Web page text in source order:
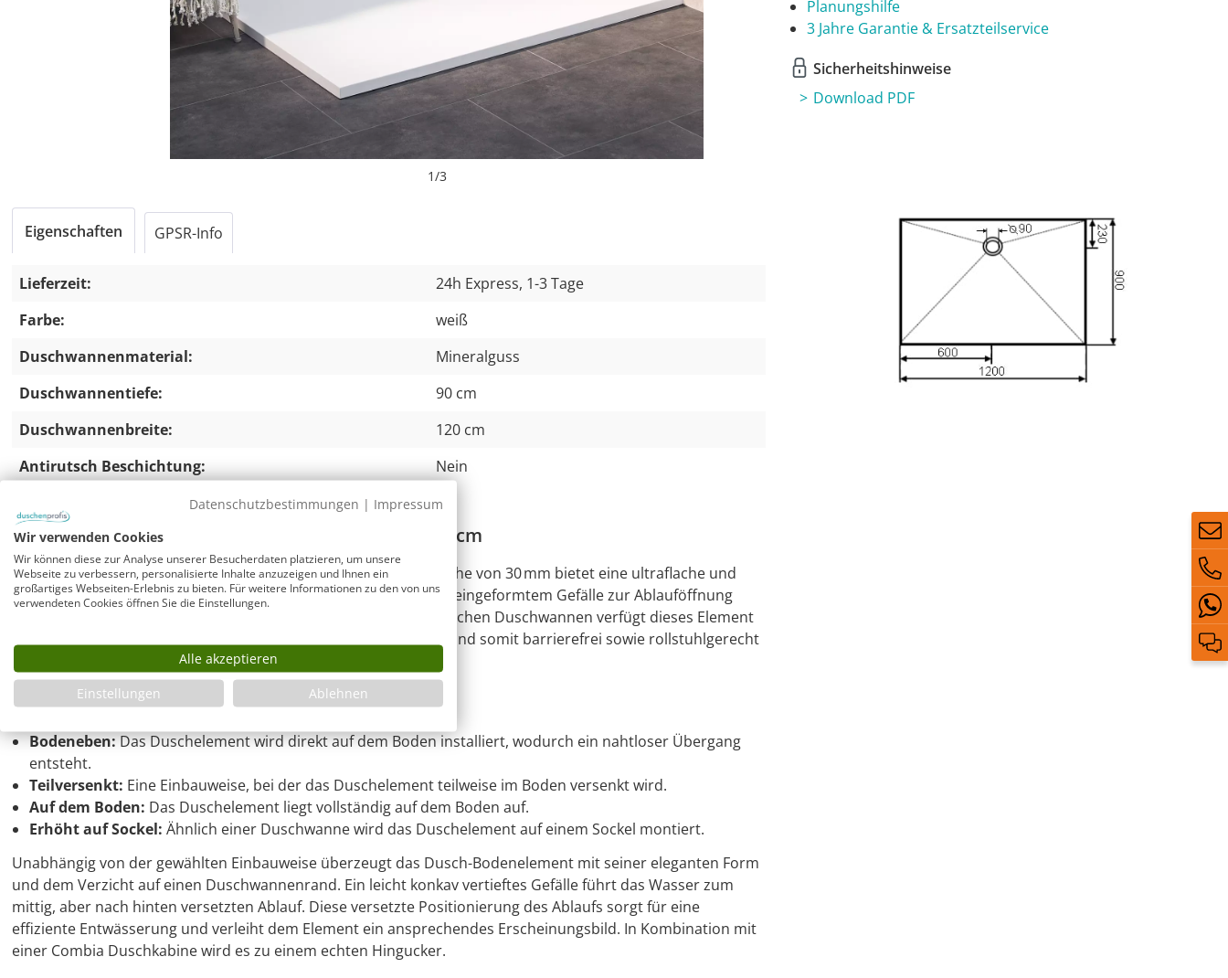
1/3
Planungshilfe
3 Jahre Garantie & Ersatzteilservice
Sicherheitshinweise
Download PDF
Eigenschaften GPSR-Info
Lieferzeit:
24h Express, 1-3 Tage
Farbe:
weiß
Duschwannenmaterial:
Mineralguss
Duschwannentiefe:
90 cm
Duschwannenbreite:
120 cm
Antirutsch Beschichtung:
Nein
Bodengleiches Duschelement Mineralguss 120x90cm
Das Dusch-Bodenelement aus weißem Mineralguss mit einer Höhe von 30 mm bietet eine ultraflache und
stabile Lösung für Ihre Dusche. Durch die plane Ausführung mit eingeformtem Gefälle zur Ablauföffnung
Im Gegensatz zu herkömmlichen Duschwannen verfügt dieses Element
über keinen Rand, was einen bodengleichen Einbau ermöglicht und somit barrierefrei sowie rollstuhlgerecht
Montagevarianten:
Bodeneben:Das Duschelement wird direkt auf dem Boden installiert, wodurch ein nahtloser Übergang
entsteht.
Teilversenkt: Eine Einbauweise, bei der das Duschelement teilweise im Boden versenkt wird.
Auf dem Boden: Das Duschelement liegt vollständig auf dem Boden auf.
Erhöht auf Sockel: Ähnlich einer Duschwanne wird das Duschelement auf einem Sockel montiert.
Unabhängig von der gewählten Einbauweise überzeugt das Dusch-Bodenelement mit seiner eleganten Form
und dem Verzicht auf einen Duschwannenrand. Ein leicht konkav vertieftes Gefälle führt das Wasser zum
mittig, aber nach hinten versetzten Ablauf. Diese versetzte Positionierung des Ablaufs sorgt für eine
effiziente Entwässerung und verleiht dem Element ein ansprechendes Erscheinungsbild. In Kombination mit
einer Combia Duschkabine wird es zu einem echten Hingucker.
Datenschutzbestimmungen | Impressum
Wir verwenden Cookies
Wir können diese zur Analyse unserer Besucherdaten platzieren, um unsere
Webseite zu verbessern, personalisierte Inhalte anzuzeigen und Ihnen ein
großartiges Webseiten-Erlebnis zu bieten. Für weitere Informationen zu den von uns
verwendeten Cookies öffnen Sie die Einstellungen.
Alle akzeptieren
Einstellungen
Ablehnen